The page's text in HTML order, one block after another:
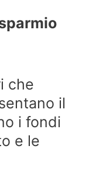
che
il
i fondi
e le